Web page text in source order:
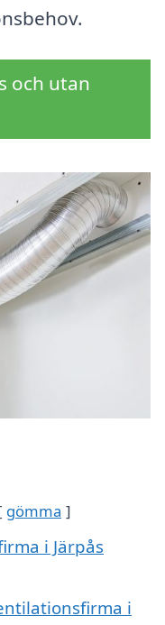
och utan
gömma
i Järpås
i